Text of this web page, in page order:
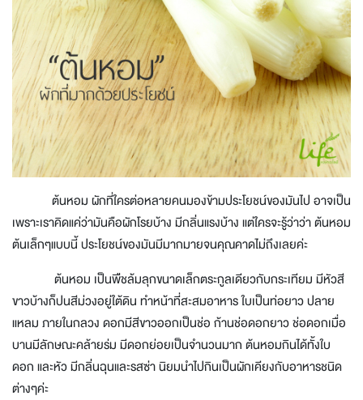
ต้นหอม ผักที่ใครต่อหลายคนมองข้ามประโยชน์ของมันไป อาจเป็น
เพราะเราคิดแค่ว่ามันคือผักโรยบ้าง มีกลิ่นแรงบ้าง แต่ใครจะรู้ว่าว่า ต้นหอม
ต้นเล็กๆแบบนี้ ประโยชน์ของมันมีมากมายจนคุณคาดไม่ถึงเลยค่ะ
ต้นหอม เป็นพืชล้มลุกขนาดเล็กตระกูลเดียวกับกระเทียม มีหัวสี
ขาวบ้างก็ปนสีม่วงอยู่ใต้ดิน ทำหน้าที่สะสมอาหาร ใบเป็นท่อยาว ปลาย
แหลม ภายในกลวง ดอกมีสีขาวออกเป็นช่อ ก้านช่อดอกยาว ช่อดอกเมื่อ
บานมีลักษณะคล้ายร่ม มีดอกย่อยเป็นจำนวนมาก ต้นหอมกินได้ทั้งใบ
ดอก และหัว มีกลิ่นฉุนและรสซ่า นิยมนำไปกินเป็นผักเคียงกับอาหารชนิด
ต่างๆค่ะ